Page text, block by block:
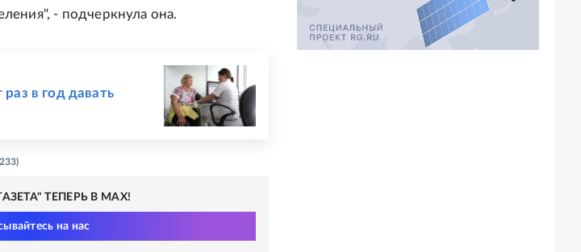
- подчеркнула она.
в год давать
ТЕПЕРЬ В MAX!
на нас